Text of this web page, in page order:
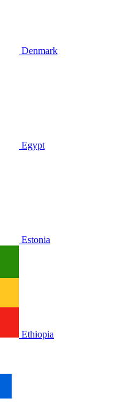
Denmark
Egypt
Estonia
Ethiopia